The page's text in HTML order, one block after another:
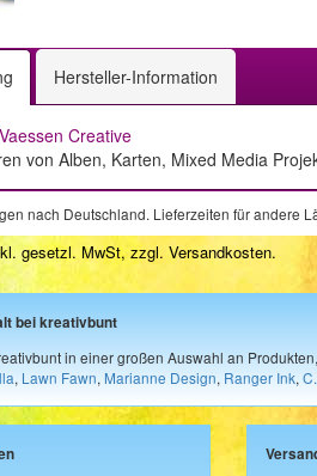
Hersteller-Information
Vaessen Creative
von Alben, Karten, Mixed Media
nach Deutschland. Lieferzeiten für andere
gesetzl. MwSt, zzgl. Versandkosten.
bei kreativbunt
in einer großen Auswahl an
, Lawn Fawn, Marianne Design, Ranger Ink,